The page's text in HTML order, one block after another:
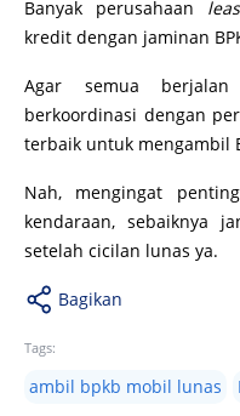
Banyak perusahaan
kredit dengan jaminan
Agar semua
berkoordinasi dengan
terbaik untuk mengambil
Nah, mengingat
kendaraan, sebaiknya
setelah cicilan lunas ya.
Bagikan
Tags:
ambil bpkb mobil lunas